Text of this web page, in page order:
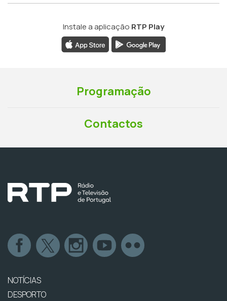
Instale a aplicação RTP Play
Programação
Contactos
NOTÍCIAS
DESPORTO